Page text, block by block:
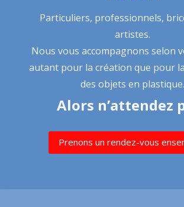
Particuliers, professionnels,
artistes.
Nous vous accompagnons selon
autant pour la création que pour
des objets en plastique.
Alors n’attendez
Prenons un rendez-vous